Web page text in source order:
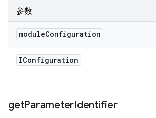
参数
moduleConfiguration
IConfiguration
getParameterIdentifier